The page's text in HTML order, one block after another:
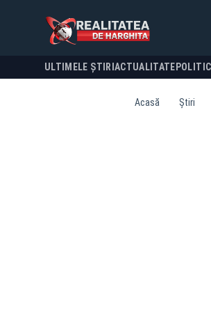
ULTIMELE ȘTIRI ACTUALITATE
Acasă Știri